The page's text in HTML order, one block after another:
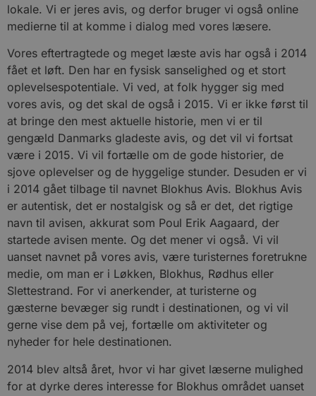
lokale. Vi er jeres avis, og derfor bruger vi også online
medierne til at komme i dialog med vores læsere.
Vores eftertragtede og meget læste avis har også i 2014
fået et løft. Den har en fysisk sanselighed og et stort
oplevelsespotentiale. Vi ved, at folk hygger sig med
vores avis, og det skal de også i 2015. Vi er ikke først til
at bringe den mest aktuelle historie, men vi er til
gengæld Danmarks gladeste avis, og det vil vi fortsat
være i 2015. Vi vil fortælle om de gode historier, de
sjove oplevelser og de hyggelige stunder. Desuden er vi
i 2014 gået tilbage til navnet Blokhus Avis. Blokhus Avis
er autentisk, det er nostalgisk og så er det, det rigtige
navn til avisen, akkurat som Poul Erik Aagaard, der
startede avisen mente. Og det mener vi også. Vi vil
uanset navnet på vores avis, være turisternes foretrukne
medie, om man er i Løkken, Blokhus, Rødhus eller
Slettestrand. For vi anerkender, at turisterne og
gæsterne bevæger sig rundt i destinationen, og vi vil
gerne vise dem på vej, fortælle om aktiviteter og
nyheder for hele destinationen.
2014 blev altså året, hvor vi har givet læserne mulighed
for at dyrke deres interesse for Blokhus området uanset